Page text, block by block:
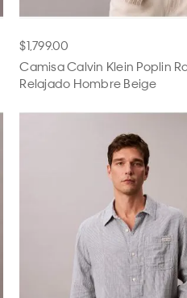
$1,799.00
Camisa Calvin Klein Poplin
Relajado Hombre Beige